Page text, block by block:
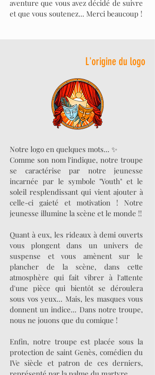
aventure que vous avez décidé de suivre
et que vous soutenez... Merci beaucoup !
L'origine du logo
Notre logo en quelques mots... ✨
Comme son nom l'indique, notre troupe
se caractérise par notre jeunesse
incarnée par le symbole "Youth" et le
soleil resplendissant qui vient ajouter à
celle-ci gaieté et motivation ! Notre
jeunesse illumine la scène et le monde !!
Quant à eux, les rideaux à demi ouverts
vous plongent dans un univers de
suspense et vous amènent sur le
plancher de la scène, dans cette
atmosphère qui fait vibrer à l'attente
d'une pièce qui bientôt se déroulera
sous vos yeux... Mais, les masques vous
donnent un indice... Dans notre troupe,
nous ne jouons que du comique !
Enfin, notre troupe est placée sous la
protection de saint Genès, comédien du
IVe siècle et patron de ces derniers,